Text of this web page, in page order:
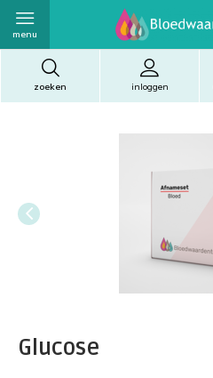
zoeken inloggen
menu
Glucose